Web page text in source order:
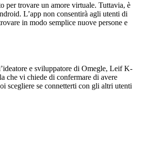
per trovare un amore virtuale. Tuttavia, è
L’app non consentirà agli utenti di
in modo semplice nuove persone e
e sviluppatore di Omegle, Leif K-
che vi chiede di confermare di avere
scegliere se connetterti con gli altri utenti